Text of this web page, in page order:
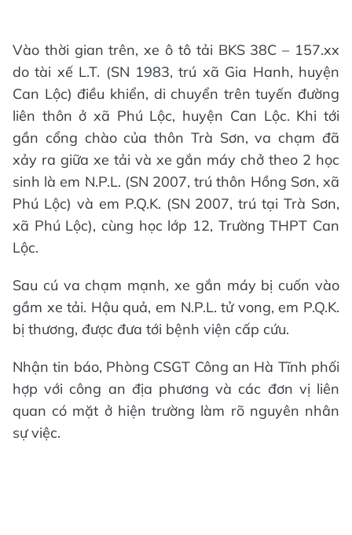
Vào thời gian trên, xe ô tô tải BKS 38C – 157.xx
do tài xế L.T. (SN 1983, trú xã Gia Hanh, huyện
Can Lộc) điều khiển, di chuyển trên tuyến đường
liên thôn ở xã Phú Lộc, huyện Can Lộc. Khi tới
gần cổng chào của thôn Trà Sơn, va chạm đã
xảy ra giữa xe tải và xe gắn máy chở theo 2 học
sinh là em N.P.L. (SN 2007, trú thôn Hồng Sơn, xã
Phú Lộc) và em P.Q.K. (SN 2007, trú tại Trà Sơn,
xã Phú Lộc), cùng học lớp 12, Trường THPT Can
Lộc.
Sau cú va chạm mạnh, xe gắn máy bị cuốn vào
gầm xe tải. Hậu quả, em N.P.L. tử vong, em P.Q.K.
bị thương, được đưa tới bệnh viện cấp cứu.
Nhận tin báo, Phòng CSGT Công an Hà Tĩnh phối
hợp với công an địa phương và các đơn vị liên
quan có mặt ở hiện trường làm rõ nguyên nhân
sự việc.